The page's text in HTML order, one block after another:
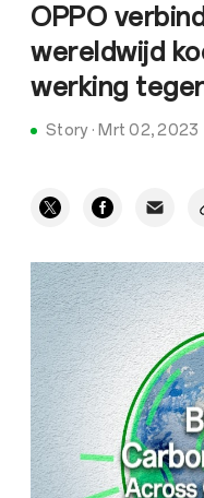
OPPO
wereldwijd
werking
Story· Mrt 02, 2023